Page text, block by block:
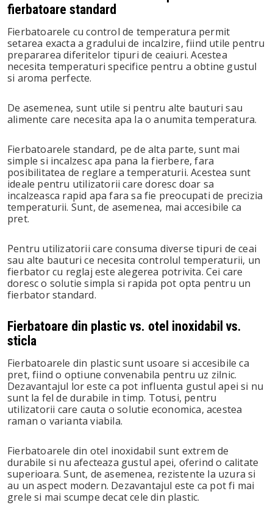
fierbatoare standard
Fierbatoarele cu control de temperatura permit
setarea exacta a gradului de incalzire, fiind utile pentru
prepararea diferitelor tipuri de ceaiuri. Acestea
necesita temperaturi specifice pentru a obtine gustul
si aroma perfecte.
De asemenea, sunt utile si pentru alte bauturi sau
alimente care necesita apa la o anumita temperatura.
Fierbatoarele standard, pe de alta parte, sunt mai
simple si incalzesc apa pana la fierbere, fara
posibilitatea de reglare a temperaturii. Acestea sunt
ideale pentru utilizatorii care doresc doar sa
incalzeasca rapid apa fara sa fie preocupati de precizia
temperaturii. Sunt, de asemenea, mai accesibile ca
pret.
Pentru utilizatorii care consuma diverse tipuri de ceai
sau alte bauturi ce necesita controlul temperaturii, un
fierbator cu reglaj este alegerea potrivita. Cei care
doresc o solutie simpla si rapida pot opta pentru un
fierbator standard.
Fierbatoare din plastic vs. otel inoxidabil vs.
sticla
Fierbatoarele din plastic sunt usoare si accesibile ca
pret, fiind o optiune convenabila pentru uz zilnic.
Dezavantajul lor este ca pot influenta gustul apei si nu
sunt la fel de durabile in timp. Totusi, pentru
utilizatorii care cauta o solutie economica, acestea
raman o varianta viabila.
Fierbatoarele din otel inoxidabil sunt extrem de
durabile si nu afecteaza gustul apei, oferind o calitate
superioara. Sunt, de asemenea, rezistente la uzura si
au un aspect modern. Dezavantajul este ca pot fi mai
grele si mai scumpe decat cele din plastic.